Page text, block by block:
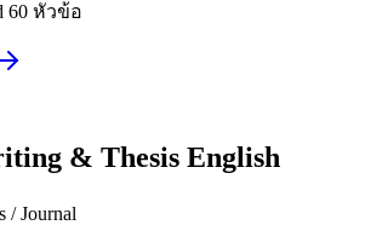
60 หัวข้อ
& Thesis English
/ Journal